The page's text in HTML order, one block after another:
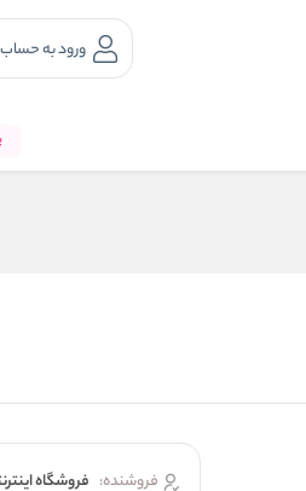
ورود به حساب
فروشنده: فروشگاه